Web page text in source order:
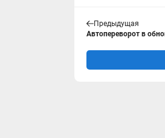
Предыдущая
Автопереворот в